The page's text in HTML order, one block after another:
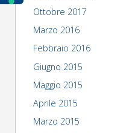
Ottobre 2017
Marzo 2016
Febbraio 2016
Giugno 2015
Maggio 2015
Aprile 2015
Marzo 2015